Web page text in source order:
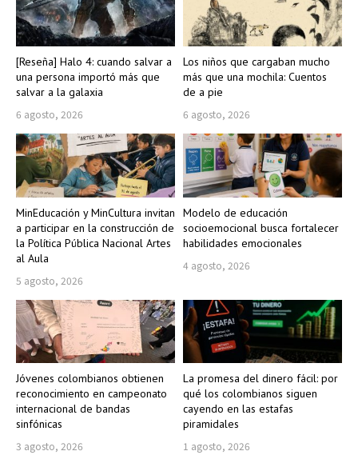
[Reseña] Halo 4: cuando salvar a
una persona importó más que
salvar a la galaxia
6 agosto, 2026
Los niños que cargaban mucho
más que una mochila: Cuentos
de a pie
6 agosto, 2026
MinEducación y MinCultura invitan
a participar en la construcción de
la Política Pública Nacional Artes
al Aula
5 agosto, 2026
Modelo de educación
socioemocional busca fortalecer
habilidades emocionales
4 agosto, 2026
Jóvenes colombianos obtienen
reconocimiento en campeonato
internacional de bandas
sinfónicas
3 agosto, 2026
La promesa del dinero fácil: por
qué los colombianos siguen
cayendo en las estafas
piramidales
1 agosto, 2026